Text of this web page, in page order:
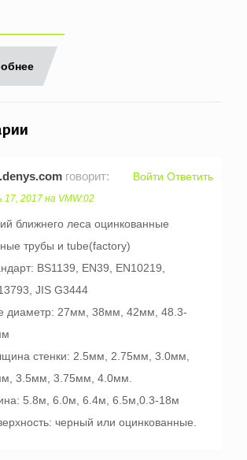
говорит:
17, 2017 на VMW:02
ближнего леса оцинкованные
трубы и tube(factory)
BS1139, EN39, EN10219,
JIS G3444
диаметр: 27мм, 38мм, 42мм, 48.3-
стенки: 2.5мм, 2.75мм, 3.0мм,
3.5мм, 3.75мм, 4.0мм.
5.8м, 6.0м, 6.4м, 6.5м,0.3-18м
черный или оцинкованные.
Войти Ответить